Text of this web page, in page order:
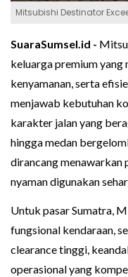
Mitsubishi Destinator
SuaraSumsel.id -
keluarga premium yang
kenyamanan, serta
menjawab kebutuhan
karakter jalan yang
hingga medan
dirancang
nyaman digunakan
Untuk pasar Sumatra,
fungsional kendaraan,
clearance tinggi,
operasional yang